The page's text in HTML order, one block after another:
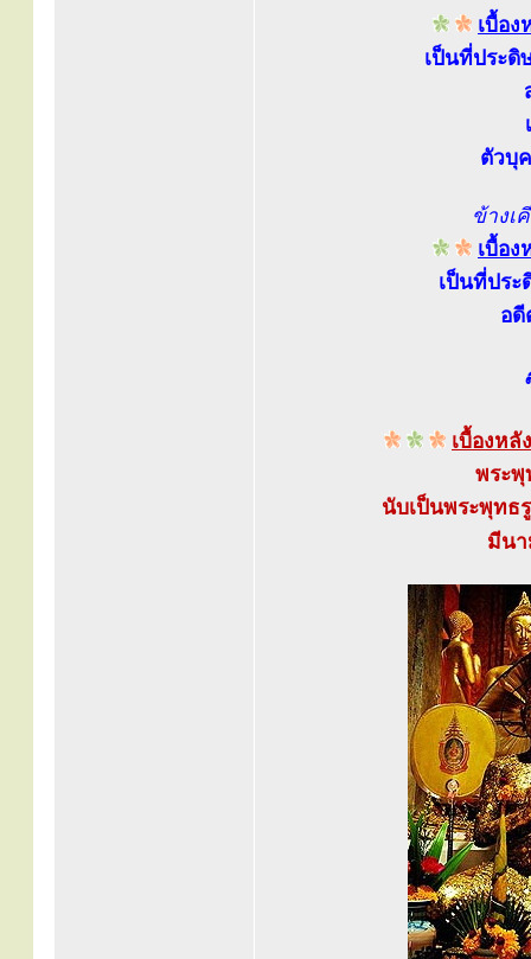
เบื้อ
เป็นที่ประดิ
ตัวบุ
ข้างเ
เบื้อ
เป็นที่ปร
อดี
เบื้องหลั
พระพุ
นับเป็นพระพุทธ
มีน